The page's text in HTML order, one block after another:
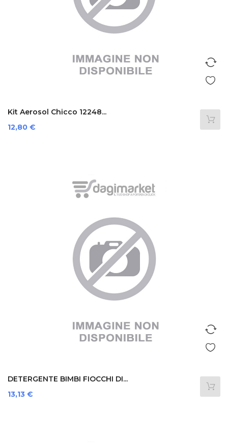
Kit Aerosol Chicco 12248...
Prezzo
12,80 €
DETERGENTE BIMBI FIOCCHI DI...
Prezzo
13,13 €